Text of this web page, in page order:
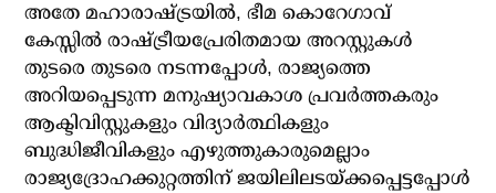
അതേ മഹാരാഷ്ട്രയില്‍, ഭീമ കൊറേഗാവ്
കേസ്സില്‍ രാഷ്ട്രീയപ്രേരിതമായ അറസ്റ്റുകള്‍
തുടരെ തുടരെ നടന്നപ്പോള്‍, രാജ്യത്തെ
അറിയപ്പെടുന്ന മനുഷ്യാവകാശ പ്രവര്‍ത്തകരും
ആക്ടിവിസ്റ്റുകളും വിദ്യാര്‍ത്ഥികളും
ബുദ്ധിജീവികളും എഴുത്തുകാരുമെല്ലാം
രാജ്യദ്രോഹക്കുറ്റത്തിന് ജയിലിലടയ്ക്കപ്പെട്ടപ്പോള്‍